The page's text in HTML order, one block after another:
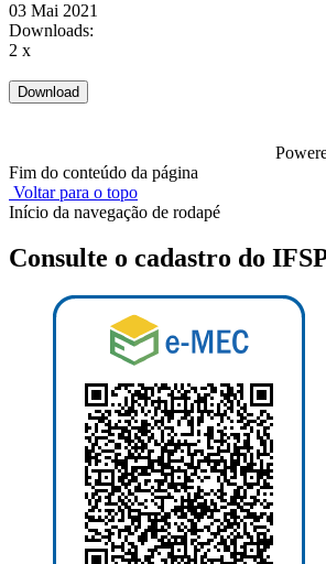
03 Mai 2021
Downloads:
2 x
Fim do conteúdo da página
Voltar para o topo
Início da navegação de rodapé
Consulte o cadastro do